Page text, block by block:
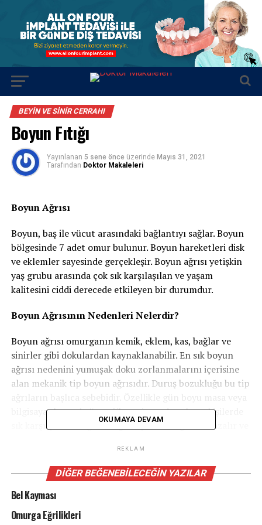
BEYIN VE SINIR CERRAHI
Boyun Fıtığı
Yayınlanan 5 sene önce üzerinde Mayıs 31, 2021
Tarafından Doktor Makaleleri
Boyun Ağrısı
Boyun, baş ile vücut arasındaki bağlantıyı sağlar. Boyun
bölgesinde 7 adet omur bulunur. Boyun hareketleri disk
ve eklemler sayesinde gerçekleşir. Boyun ağrısı yetişkin
yaş grubu arasında çok sık karşılaşılan ve yaşam
kalitesini ciddi derecede etkileyen bir durumdur.
Boyun Ağrısının Nedenleri Nelerdir?
Boyun ağrısı omurganın kemik, eklem, kas, bağlar ve
sinirler gibi dokulardan kaynaklanabilir. En sık boyun
ağrısı nedenini yumuşak doku zorlanmalarını içerisine
alan mekanik tip boyun ağrısıdır. Duruş bozukluğu bu tip
ağrıların başlıca sebebidir. Özellikle gün boyu masa veya
bilgisayar başında öne eğik pozisyonda çalışan kişilerde
sık karşılşılır. Bu ağrı 2-3 gün içerisinde giderek azalır ve
ataklar şeklinde kendini gösterir.
Bunların dışında boyun fıtığı, boyun kemiklerinde
dejenerasyon, omurga kanalında daralma, romatizmal
hastalıklar da boyun ağrısına neden olabilir.
Boyun Fıtığının Bulguları Nelerdir?
OKUMAYA DEVAM
REKLAM
DIĞER BEĞENEBILECEĞIN YAZILAR
Bel Kayması
Omurga Eğrilikleri